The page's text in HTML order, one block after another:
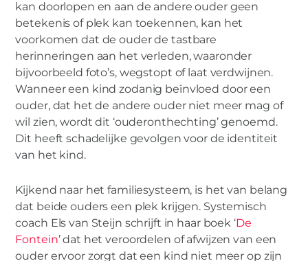
kan doorlopen en aan de andere ouder geen
betekenis of plek kan toekennen, kan het
voorkomen dat de ouder de tastbare
herinneringen aan het verleden, waaronder
bijvoorbeeld foto’s, wegstopt of laat verdwijnen.
Wanneer een kind zodanig beïnvloed door een
ouder, dat het de andere ouder niet meer mag of
wil zien, wordt dit ‘ouderonthechting’ genoemd.
Dit heeft schadelijke gevolgen voor de identiteit
van het kind.
Kijkend naar het familiesysteem, is het van belang
dat beide ouders een plek krijgen. Systemisch
coach Els van Steijn schrijft in haar boek ‘De
Fontein’ dat het veroordelen of afwijzen van een
ouder ervoor zorgt dat een kind niet meer op zijn